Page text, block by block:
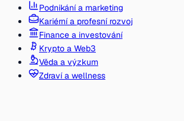
Podnikání a marketing
Kariérní a profesní rozvoj
Finance a investování
Krypto a Web3
Věda a výzkum
Zdraví a wellness